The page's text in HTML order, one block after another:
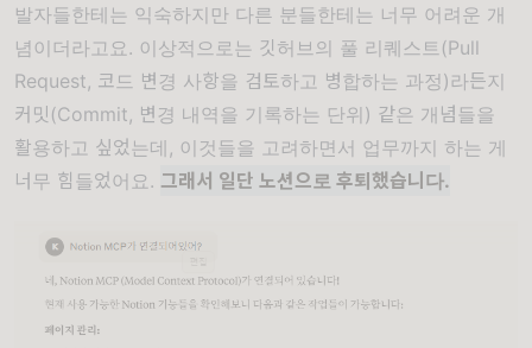
발자들한테는 익숙하지만 다른 분들한테는 너무 어려운 개
념이더라고요. 이상적으로는 깃허브의 풀 리퀘스트(Pull
Request, 코드 변경 사항을 검토하고 병합하는 과정)라든지
커밋(Commit, 변경 내역을 기록하는 단위) 같은 개념들을
활용하고 싶었는데, 이것들을 고려하면서 업무까지 하는 게
너무 힘들었어요. 그래서 일단 노션으로 후퇴했습니다.